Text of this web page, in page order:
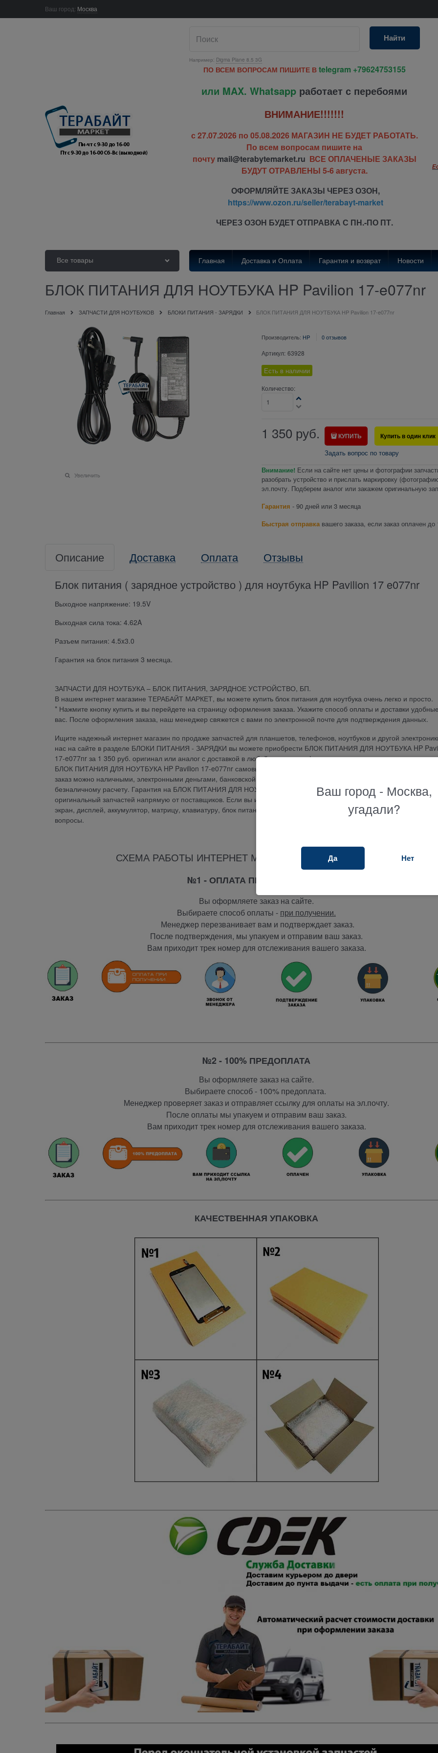
Ваш город: Москва
Например: Digma Plane 8.5 3G
Найти
ПО ВСЕМ ВОПРОСАМ ПИШИТЕ В telegram +79624753155
или MAX. Whatsapp работает с перебоями
ВНИМАНИЕ!!!!!!!
с 27.07.2026 по 05.08.2026 МАГАЗИН НЕ БУДЕТ РАБОТАТЬ.
По всем вопросам пишите на
почту mail@terabytemarket.ru ВСЕ ОПЛАЧЕНЫЕ ЗАКАЗЫ
БУДУТ ОТРАВЛЕНЫ 5-6 августа.
ОФОРМЛЯЙТЕ ЗАКАЗЫ ЧЕРЕЗ ОЗОН,
https://www.ozon.ru/seller/terabayt-market
ЧЕРЕЗ ОЗОН БУДЕТОТПРАВКА С ПН.-ПО ПТ.
Все товары Главная Доставка и Оплата Гарантия и возврат Новости
БЛОК ПИТАНИЯ ДЛЯ НОУТБУКА HP Pavilion 17-e077nr
Главная ЗАПЧАСТИ ДЛЯ НОУТБУКОВ БЛОКИ ПИТАНИЯ - ЗАРЯДКИ БЛОК ПИТАНИЯ ДЛЯ НОУТБУКА HP Pavilion 17-e077nr
Увеличить
Производитель: HP 0 отзывов
Артикул: 63928
Есть в наличии
Количество:
1 350 руб. КУПИТЬ Купить в один клик
Задать вопрос по товару
Внимание! Если на сайте нет цены и фотографии
разобрать устройство и прислать маркировку
эл.почту. Подберем аналог или закажем оригинальную
Гарантия - 90 дней или 3 месяца
Быстрая отправкавашего заказа, если заказ оплачен до
Описание Доставка Оплата
Отзывы
Блок питания ( зарядное устройство ) для ноутбука HP Pavilion 17 e077nr
Выходное напряжение: 19.5V
Выходная сила тока: 4.62A
Разъем питания: 4.5x3.0
Гарантия на блок питания 3 месяца.
ЗАПЧАСТИ ДЛЯ НОУТБУКА – БЛОК ПИТАНИЯ, ЗАРЯДНОЕ УСТРОЙСТВО, БП.
В нашем интернет магазине ТЕРАБАЙТ МАРКЕТ, вы можете купить блок питания для ноутбука очень легко и просто.
* Нажмите кнопку купить и вы перейдете на страницу оформления заказа. Укажите способ оплаты и доставки
вас. После оформления заказа, наш менеджер свяжется с вами по электронной почте для подтверждения данных.
Ищите надежный интернет магазин по продаже запчастей для планшетов, телефонов, ноутбуков и другой
нас на сайте в разделе БЛОКИ ПИТАНИЯ - ЗАРЯДКИ вы можете приобрести БЛОК ПИТАНИЯ ДЛЯ НОУТБУКА HP
17-e077nr за 1 350 руб. оригинал или аналог с доставкой в любой город или оформить самовывоз и получить ваш
БЛОК ПИТАНИЯ ДЛЯ НОУТБУКА HP Pavilion 17-e077nr самовывозом в нашем магазине в удобном пункте выдачи.
заказ можно наличными, электронными деньгами, банковской картой, по банковскому счету, наложенным платежом
безналичному расчету. Гарантия на БЛОК ПИТАНИЯ ДЛЯ НОУТБУКА HP Pavilion 17-e077nr 3 месяца. Огромный выбор
оригинальный запчастей напрямую от поставщиков. Если вы ищите где купить и не знаете как подобрать тачскрин,
экран, дисплей, аккумулятор, матрицу, клавиатуру, блок питания или другую запчасть, наш менеджер ответит на
вопросы.
СХЕМА РАБОТЫ ИНТЕРНЕТ МАГАЗИНА ТЕРАБАЙТ МАРКЕТ
№1 - ОПЛАТА ПРИ ПОЛУЧЕНИИ
Вы оформляете заказ на сайте.
Выбираете способ оплаты - при получении.
Менеджер перезванивает вам и подтверждает заказ.
После подтверждения, мы упакуем и отправим ваш заказ.
Вам приходит трек номер для отслеживания вашего заказа.
№2 - 100% ПРЕДОПЛАТА
Вы оформляете заказ на сайте.
Выбираете способ - 100% предоплата.
Менеджер проверяет заказ и отправляет ссылку для оплаты на эл.почту.
После оплаты мы упакуем и отправим ваш заказ.
Вам приходит трек номер для отслеживания вашего заказа.
КАЧЕСТВЕННАЯ УПАКОВКА
Ваш город - Москва,
угадали?
Да Нет